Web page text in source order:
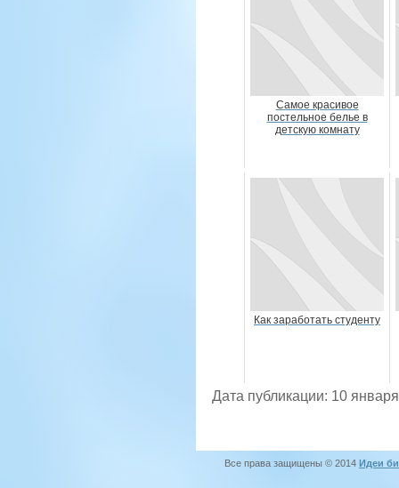
Самое красивое
постельное белье в
детскую комнату
Как заработать студенту
Дата публикации: 10
Все права защищены © 2014 Идеи